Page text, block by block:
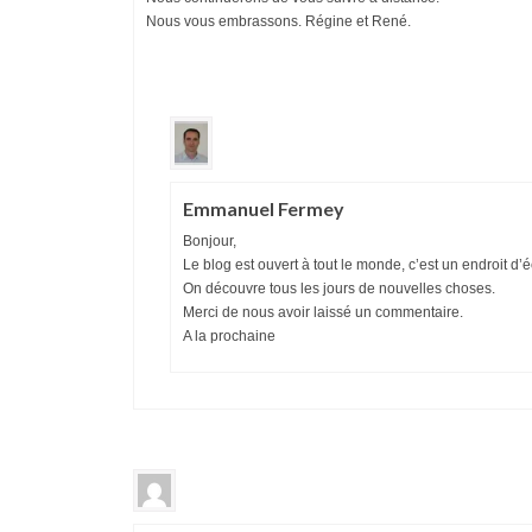
Nous vous embrassons. Régine et René.
Emmanuel Fermey
Bonjour,
Le blog est ouvert à tout le monde, c’est un endroit
On découvre tous les jours de nouvelles choses.
Merci de nous avoir laissé un commentaire.
A la prochaine